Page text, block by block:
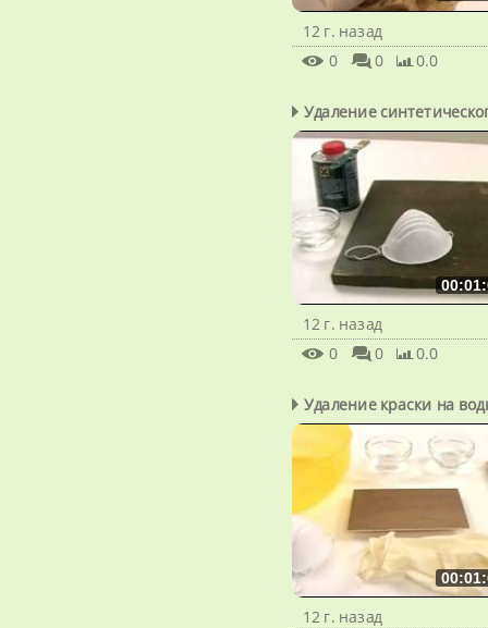
12 г. назад
0
0 0.0
Удаление
12 г. назад
0
0 0.0
Удаление краски на
12 г. назад